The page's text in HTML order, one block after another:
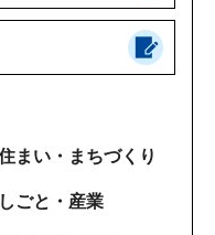
まい・まちづくり
しごと・産業